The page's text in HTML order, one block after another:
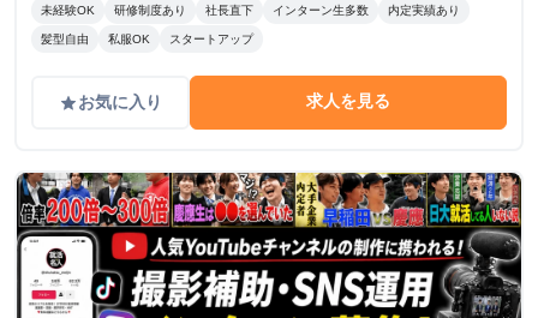
未経験OK 研修制度あり 社長直下 インターン生多数 内定実績あり
髪型自由 私服OK スタートアップ
gradeお気に入り 求人を見る